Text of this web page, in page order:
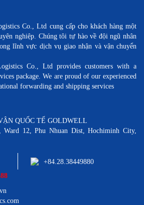
Co., Ltd cung cấp cho khách hàng một
nghiệp. Chúng tôi tự hào về đội ngũ nhân
lĩnh vực dịch vụ giao nhận và vận chuyển
Co., Ltd provides customers with a
package. We are proud of our experienced
forwarding and shipping services
QUỐC TẾ GOLDWELL
Ward 12, Phu Nhuan Dist, Hochiminh City,
+84.28.38449880